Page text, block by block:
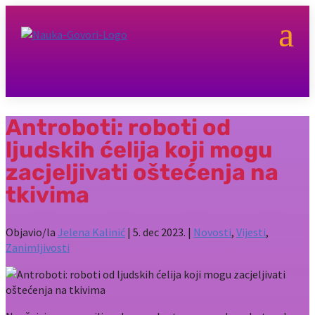
a
Antroboti: roboti od
ljudskih ćelija koji mogu
zacjeljivati oštećenja na
tkivima
Objavio/la Jelena Kalinić | 5. dec 2023. | Novosti, Vijesti,
Zanimljivosti